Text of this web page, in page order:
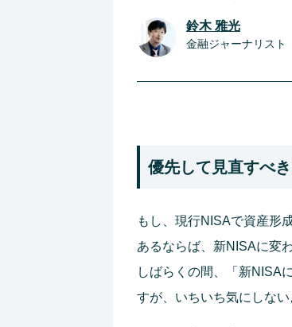
鈴木 雅光
金融ジャーナリスト
優先して見直すべき
もし、現行NISAで資産形
あるならば、新NISAに変
しばらくの間、「新NISA
すが、いちいち気にしない